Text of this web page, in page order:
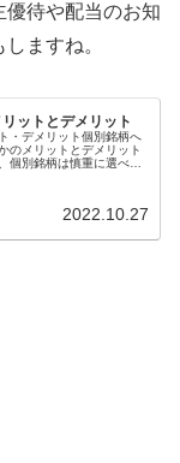
優待や配当のお知
ますね。
ットとデメリット
・デメリット個別銘柄へ
のメリットとデメリット
個別銘柄は慎重に選べ
2022.10.27